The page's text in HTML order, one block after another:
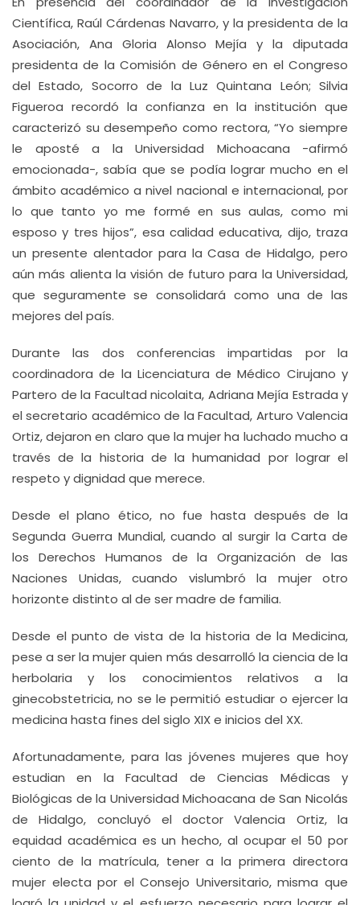
Científica, Raúl Cárdenas Navarro, y la presidenta de la
Asociación, Ana Gloria Alonso Mejía y la diputada
presidenta de la Comisión de Género en el Congreso
del Estado, Socorro de la Luz Quintana León; Silvia
Figueroa recordó la confianza en la institución que
caracterizó su desempeño como rectora, “Yo siempre
le aposté a la Universidad Michoacana -afirmó
emocionada-, sabía que se podía lograr mucho en el
ámbito académico a nivel nacional e internacional, por
lo que tanto yo me formé en sus aulas, como mi
esposo y tres hijos”, esa calidad educativa, dijo, traza
un presente alentador para la Casa de Hidalgo, pero
aún más alienta la visión de futuro para la Universidad,
que seguramente se consolidará como una de las
mejores del país.
Durante las dos conferencias impartidas por la
coordinadora de la Licenciatura de Médico Cirujano y
Partero de la Facultad nicolaita, Adriana Mejía Estrada y
el secretario académico de la Facultad, Arturo Valencia
Ortiz, dejaron en claro que la mujer ha luchado mucho a
través de la historia de la humanidad por lograr el
respeto y dignidad que merece.
Desde el plano ético, no fue hasta después de la
Segunda Guerra Mundial, cuando al surgir la Carta de
los Derechos Humanos de la Organización de las
Naciones Unidas, cuando vislumbró la mujer otro
horizonte distinto al de ser madre de familia.
Desde el punto de vista de la historia de la Medicina,
pese a ser la mujer quien más desarrolló la ciencia de la
herbolaria y los conocimientos relativos a la
ginecobstetricia, no se le permitió estudiar o ejercer la
medicina hasta fines del siglo XIX e inicios del XX.
Afortunadamente, para las jóvenes mujeres que hoy
estudian en la Facultad de Ciencias Médicas y
Biológicas de la Universidad Michoacana de San Nicolás
de Hidalgo, concluyó el doctor Valencia Ortiz, la
equidad académica es un hecho, al ocupar el 50 por
ciento de la matrícula, tener a la primera directora
mujer electa por el Consejo Universitario, misma que